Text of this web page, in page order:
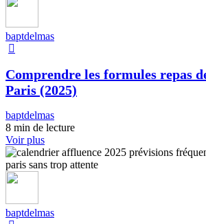
baptdelmas
Comprendre les formules repas
Paris (2025)
baptdelmas
8 min de lecture
Voir plus
baptdelmas